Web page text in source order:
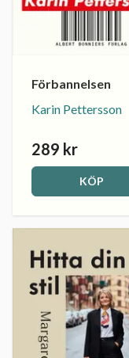
Förbannelsen
Karin Pettersson
289 kr
KÖP